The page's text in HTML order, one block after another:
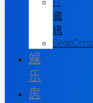
资
讯
DedeCms
娱
乐
房